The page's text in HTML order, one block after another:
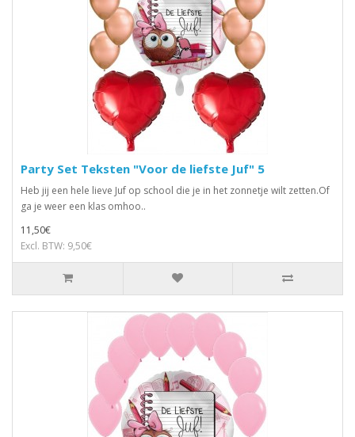
Party Set Teksten "Voor de liefste Juf" 5
Heb jij een hele lieve Juf op school die je in het zonnetje wilt zetten.Of
ga je weer een klas omhoo..
11,50€
Excl. BTW: 9,50€